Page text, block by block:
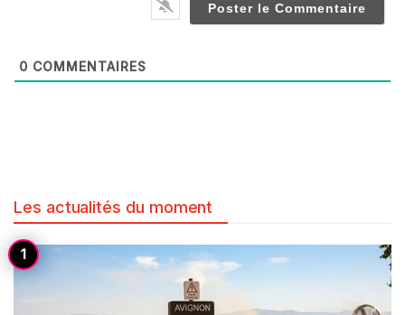
0 COMMENTAIRES
Les actualités du moment